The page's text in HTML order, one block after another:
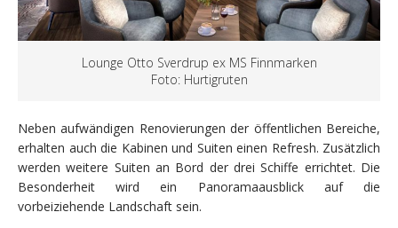
Lounge Otto Sverdrup ex MS Finnmarken
Foto: Hurtigruten
Neben aufwändigen Renovierungen der öffentlichen Bereiche,
erhalten auch die Kabinen und Suiten einen Refresh. Zusätzlich
werden weitere Suiten an Bord der drei Schiffe errichtet. Die
Besonderheit wird ein Panoramaausblick auf die
vorbeiziehende Landschaft sein.